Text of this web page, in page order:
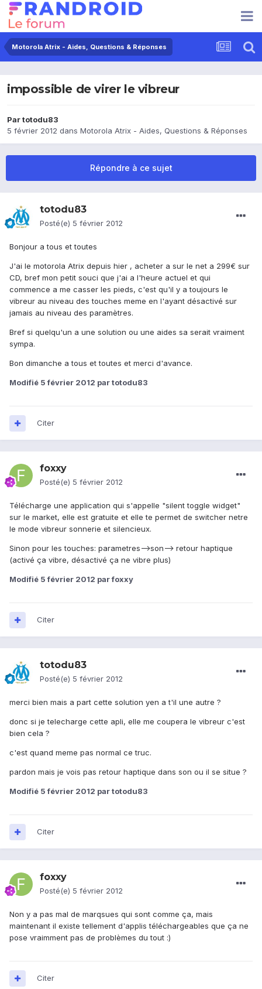
Motorola Atrix - Aides, Questions & Réponses
impossible de virer le vibreur
Partotodu83
5 février 2012 dans Motorola Atrix - Aides, Questions & Réponses
Répondre à ce sujet
totodu83
Posté(e) 5 février 2012
Bonjour a tous et toutes
J'ai le motorola Atrix depuis hier , acheter a sur le net a 299€ sur
CD, bref mon petit souci que j'ai a l'heure actuel et qui
commence a me casser les pieds, c'est qu'il y a toujours le
vibreur au niveau des touches meme en l'ayant désactivé sur
jamais au niveau des paramètres.
Bref si quelqu'un a une solution ou une aides sa serait vraiment
sympa.
Bon dimanche a tous et toutes et merci d'avance.
Modifié 5 février 2012 par totodu83
Citer
foxxy
Posté(e) 5 février 2012
Télécharge une application qui s'appelle "silent toggle widget"
sur le market, elle est gratuite et elle te permet de switcher netre
le mode vibreur sonnerie et silencieux.
Sinon pour les touches: parametres-->son--> retour haptique
(activé ça vibre, désactivé ça ne vibre plus)
Modifié 5 février 2012 par foxxy
Citer
totodu83
Posté(e) 5 février 2012
merci bien mais a part cette solution yen a t'il une autre ?
donc si je telecharge cette apli, elle me coupera le vibreur c'est
bien cela ?
c'est quand meme pas normal ce truc.
pardon mais je vois pas retour haptique dans son ou il se situe ?
Modifié 5 février 2012 par totodu83
Citer
foxxy
Posté(e) 5 février 2012
Non y a pas mal de marqsues qui sont comme ça, mais
maintenant il existe tellement d'applis téléchargeables que ça ne
pose vraimment pas de problèmes du tout :)
Citer